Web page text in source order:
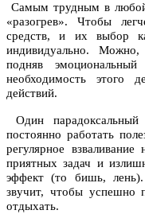
Самым трудным в любой
«разогрев». Чтобы
средств, и их выбор
индивидуально.
подняв
необходимость этого
действий.
Один
постоянно работать
регулярное
приятных задач и
эффект (то бишь, лень).
звучит, чтобы успешно
отдыхать.